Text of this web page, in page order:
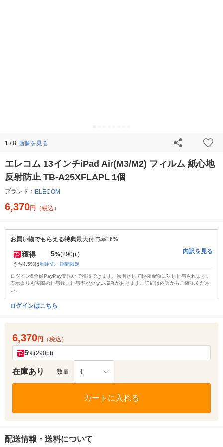
1 / 8 画像を見る
エレコム 13インチiPad Air(M3/M2) フィルム 紙心地
反射防止 TB-A25XFLAPL 1個
ブランド： ELECOM
6,370円 （税込）
お買い物でもらえる特典最大付与率16%
獲得 5%(290pt)
うち4.5%は利用先・期間限定
内訳を見る
ログイン&全額PayPay支払いで獲得できます。原則として税抜金額に対し付与されます。
表示よりも実際の付与数、付与率が少ない場合があります。詳細は内訳からご確認くださ
い。
ログインはこちら
6,370円 （税込）
5%(290pt)
在庫あり 数量 1
カートに入れる
配送情報・送料について